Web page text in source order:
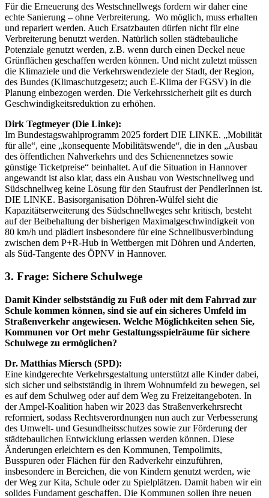
Für die Erneuerung des Westschnellwegs fordern wir daher eine
echte Sanierung – ohne Verbreiterung. Wo möglich, muss erhalten
und repariert werden. Auch Ersatzbauten dürfen nicht für eine
Verbreiterung benutzt werden. Natürlich sollen städtebauliche
Potenziale genutzt werden, z.B. wenn durch einen Deckel neue
Grünflächen geschaffen werden können. Und nicht zuletzt müssen
die Klimaziele und die Verkehrswendeziele der Stadt, der Region,
des Bundes (Klimaschutzgesetz; auch E-Klima der FGSV) in die
Planung einbezogen werden. Die Verkehrssicherheit gilt es durch
Geschwindigkeitsreduktion zu erhöhen.
Dirk Tegtmeyer (Die Linke):
Im Bundestagswahlprogramm 2025 fordert DIE LINKE. „Mobilität
für alle“, eine „konsequente Mobilitätswende“, die in den „Ausbau
des öffentlichen Nahverkehrs und des Schienennetzes sowie
günstige Ticketpreise“ beinhaltet. Auf die Situation in Hannover
angewandt ist also klar, dass ein Ausbau von Westschnellweg und
Südschnellweg keine Lösung für den Staufrust der PendlerInnen ist.
DIE LINKE. Basisorganisation Döhren-Wülfel sieht die
Kapazitätserweiterung des Südschnellweges sehr kritisch, besteht
auf der Beibehaltung der bisherigen Maximalgeschwindigkeit von
80 km/h und plädiert insbesondere für eine Schnellbusverbindung
zwischen dem P+R-Hub in Wettbergen mit Döhren und Anderten,
als Süd-Tangente des ÖPNV in Hannover.
3. Frage: Sichere Schulwege
Damit Kinder selbstständig zu Fuß oder mit dem Fahrrad zur
Schule kommen können, sind sie auf ein sicheres Umfeld im
Straßenverkehr angewiesen. Welche Möglichkeiten sehen Sie,
Kommunen vor Ort mehr Gestaltungsspielräume für sichere
Schulwege zu ermöglichen?
Dr. Matthias Miersch (SPD):
Eine kindgerechte Verkehrsgestaltung unterstützt alle Kinder dabei,
sich sicher und selbstständig in ihrem Wohnumfeld zu bewegen, sei
es auf dem Schulweg oder auf dem Weg zu Freizeitangeboten. In
der Ampel-Koalition haben wir 2023 das Straßenverkehrsrecht
reformiert, sodass Rechtsverordnungen nun auch zur Verbesserung
des Umwelt- und Gesundheitsschutzes sowie zur Förderung der
städtebaulichen Entwicklung erlassen werden können. Diese
Änderungen erleichtern es den Kommunen, Tempolimits,
Busspuren oder Flächen für den Radverkehr einzuführen,
insbesondere in Bereichen, die von Kindern genutzt werden, wie
der Weg zur Kita, Schule oder zu Spielplätzen. Damit haben wir ein
solides Fundament geschaffen. Die Kommunen sollen ihre neuen